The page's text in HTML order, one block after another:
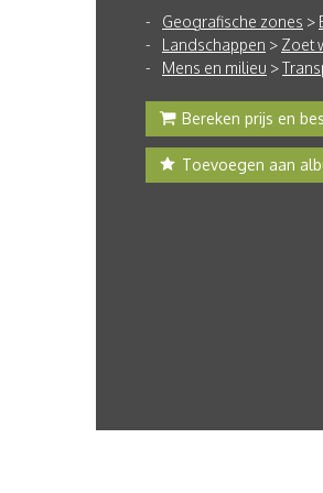
Geografische zones >
Landschappen > Zoet
Mens en milieu >
Bereken prijs en
Toevoegen aan